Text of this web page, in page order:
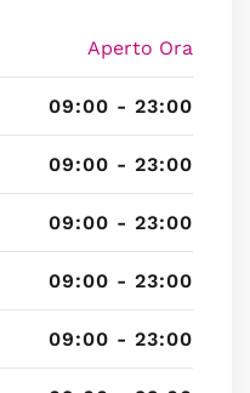
Aperto Ora
09:00 - 23:00
09:00 - 23:00
09:00 - 23:00
09:00 - 23:00
09:00 - 23:00